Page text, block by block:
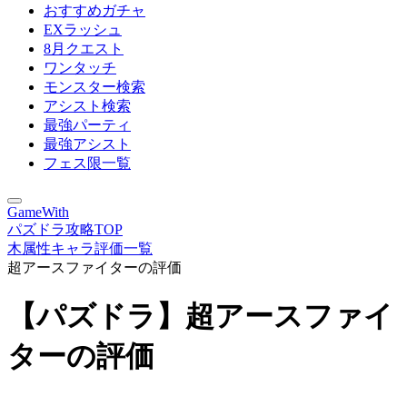
おすすめガチャ
EXラッシュ
8月クエスト
ワンタッチ
モンスター検索
アシスト検索
最強パーティ
最強アシスト
フェス限一覧
GameWith
パズドラ攻略TOP
木属性キャラ評価一覧
超アースファイターの評価
【パズドラ】超アースファイ
ターの評価